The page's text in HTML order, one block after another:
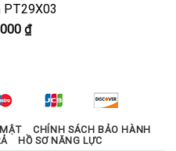
₫.là:
1.800.000 ₫.
PT29X03
₫Giá
1.785.000 ₫.
CHÍNH SÁCH BẢO HÀNH
HỒ SƠ NĂNG LỰC